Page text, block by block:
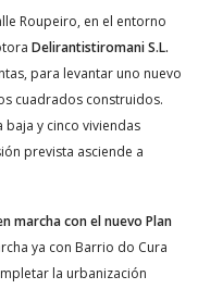
Roupeiro, en el entorno
Delirantistiromani S.L.
para levantar uno nuevo
cuadrados construidos.
baja y cinco viviendas
prevista asciende a
marcha con el nuevo Plan
ya con Barrio do Cura
la urbanización